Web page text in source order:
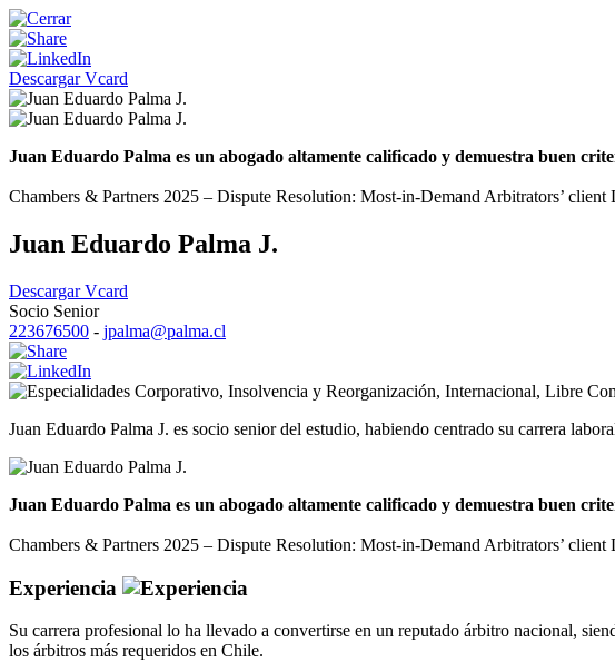
Descargar Vcard
Juan Eduardo Palma es un abogado altamente calificado y demuestra buen
Chambers & Partners 2025 – Dispute Resolution: Most-in-Demand Arbitrators’ client
Juan Eduardo Palma J.
Descargar Vcard
Socio Senior
223676500 - jpalma@palma.cl
Corporativo, Insolvencia y Reorganización, Internacional, Libre
Juan Eduardo Palma J. es socio senior del estudio, habiendo centrado su carrera
Juan Eduardo Palma es un abogado altamente calificado y demuestra buen
Chambers & Partners 2025 – Dispute Resolution: Most-in-Demand Arbitrators’ client
Experiencia
Su carrera profesional lo ha llevado a convertirse en un reputado árbitro nacional,
los árbitros más requeridos en Chile.